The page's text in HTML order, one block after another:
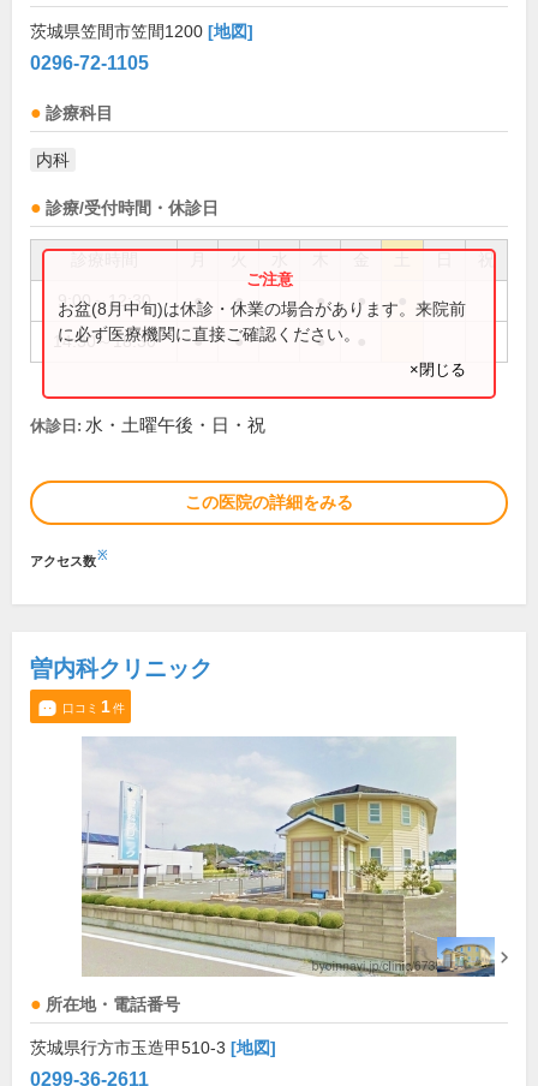
茨城県笠間市笠間1200 [地図]
0296-72-1105
診療科目
内科
診療/受付時間・休診日
祝
9:00～12:30 ● ● ● ●
14:30～18:30 ● ● ●
お盆(8月中旬)は休診・休業の場合があります。来院前
に必ず医療機関に直接ご確認ください。
×閉じる
休診日: 水・土曜午後・日・祝
この医院の詳細をみる
アクセス数※
曽内科クリニック
口コミ 1件
所在地・電話番号
茨城県行方市玉造甲510-3 [地図]
0299-36-2611